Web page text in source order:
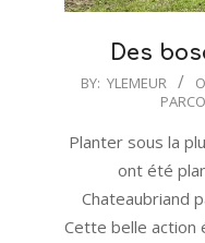
Des
2025-
23
BY: YLEMEUR
Planter sous la
ont été
Chateaubriand
Cette belle action